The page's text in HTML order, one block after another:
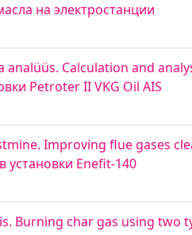
на электростанции
Calculation and
Petroter II VKG Oil AIS
Improving flue gases
Enefit-140
Burning char gas using two